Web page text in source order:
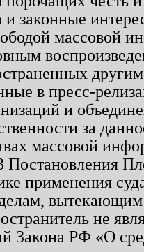
законные
массовой
в пресс-
и
за
массовой
Постановления
применения
вытекающим
не
Закона РФ «О